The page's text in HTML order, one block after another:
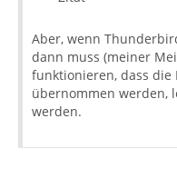
Aber, wenn
dann muss (meiner
funktionieren, dass die
übernommen werden,
werden.